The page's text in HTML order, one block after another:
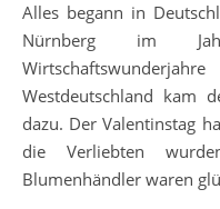
Alles begann in
Nürnberg im
Westdeutschland kam
dazu. Der Valentinstag
die Verliebten
Blumenhändler waren